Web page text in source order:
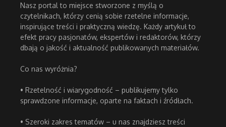
Nasz portal to miejsce stworzone z myślą o
czytelnikach, którzy cenią sobie rzetelne informacje,
inspirujące treści i praktyczną wiedzę. Każdy artykuł to
efekt pracy pasjonatów, ekspertów i redaktorów, którzy
dbają o jakość i aktualność publikowanych materiałów.
Co nas wyróżnia?
• Rzetelność i wiarygodność – publikujemy tylko
sprawdzone informacje, oparte na faktach i źródłach.
• Szeroki zakres tematów – u nas znajdziesz treści